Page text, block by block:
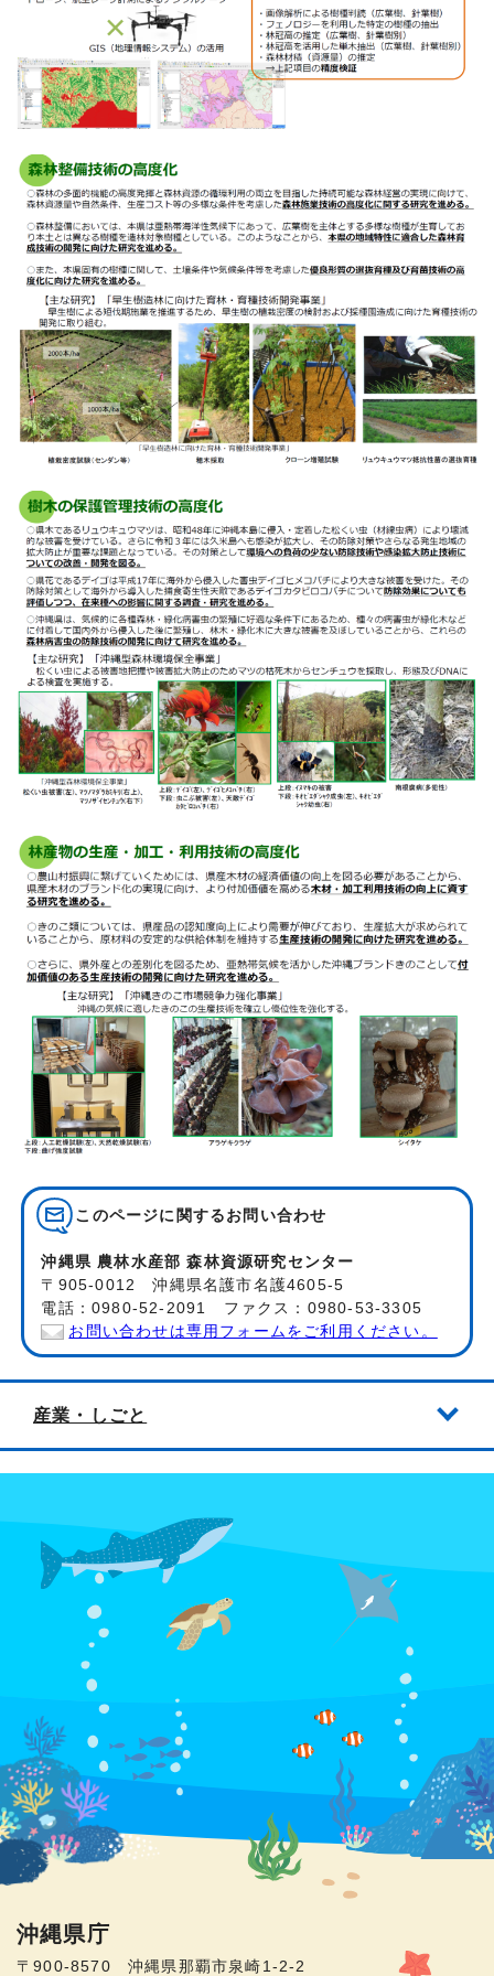
このページに関する お問い合わせ
沖縄県 農林水産部 森林資源研究センター
〒905-0012 沖縄県名護市名護4605-5
電話：0980-52-2091 ファクス：0980-53-3305
お問い合わせは専用フォームをご利用ください。
産業・しごと
沖縄県庁
〒900-8570 沖縄県那覇市泉崎1-2-2